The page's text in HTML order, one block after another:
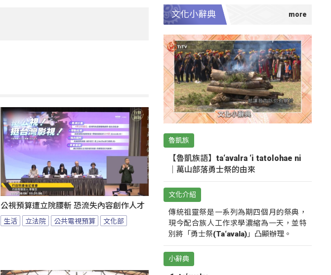
公視預算遭立院腰斬 恐流失內容創作人才
生活 立法院 公共電視預算 文化部
文化小辭典
魯凱族
【魯凱族語】ta‘avalra ‘i tatolohae ni
｜萬山部落勇士祭的由來
文化介紹
傳統祖靈祭是一系列為期四個月的祭典，
現今配合族人工作求學濃縮為一天，並特
別將「勇士祭(Ta‘avala)」凸顯辦理。
小辭典